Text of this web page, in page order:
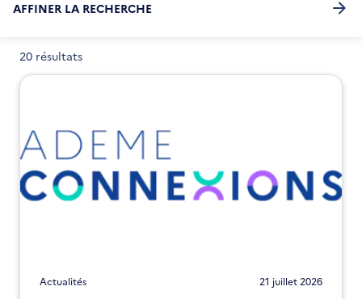
AFFINER LA RECHERCHE
20 résultats
Actualités 21 juillet 2026